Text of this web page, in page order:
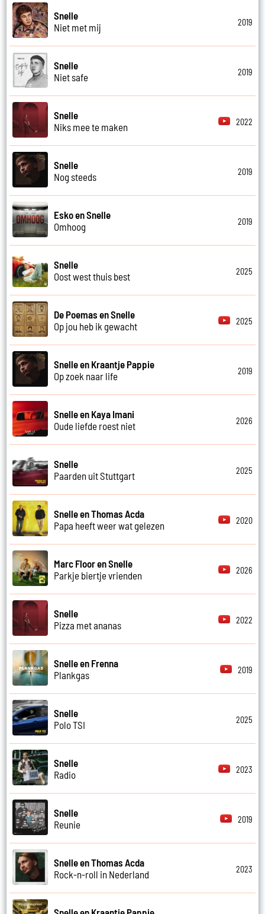
Snelle
Niet met mij
2019
Snelle
Niet safe
2019
Snelle
Niks mee te maken
2022
Snelle
Nog steeds
2019
Esko en Snelle
Omhoog
2019
Snelle
Oost west thuis best
2025
De Poemas en Snelle
Op jou heb ik gewacht
2025
Snelle en Kraantje Pappie
Op zoek naar life
2019
Snelle en Kaya Imani
Oude liefde roest niet
2026
Snelle
Paarden uit Stuttgart
2025
Snelle en Thomas Acda
Papa heeft weer wat gelezen
2020
Marc Floor en Snelle
Parkje biertje vrienden
2026
Snelle
Pizza met ananas
2022
Snelle en Frenna
Plankgas
2019
Snelle
Polo TSI
2025
Snelle
Radio
2023
Snelle
Reunie
2019
Snelle en Thomas Acda
Rock-n-roll in Nederland
2023